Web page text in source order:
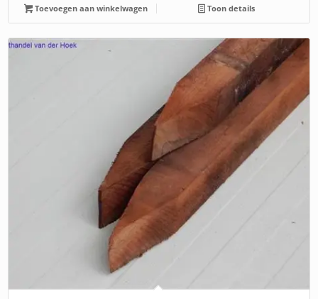
Toevoegen aan winkelwagen Toon details